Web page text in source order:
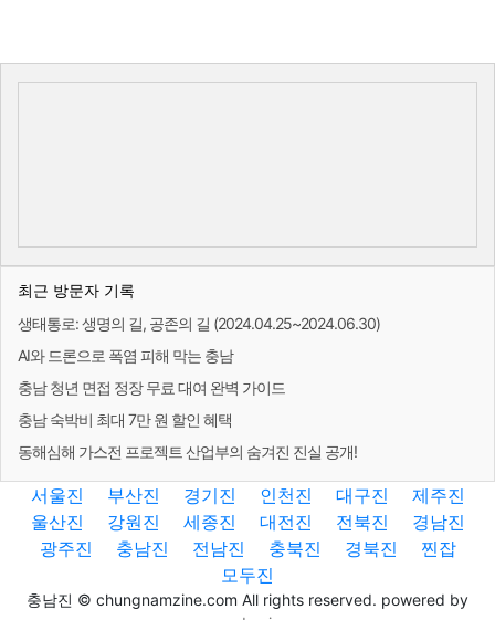
최근 방문자 기록
생태통로: 생명의 길, 공존의 길 (2024.04.25~2024.06.30)
AI와 드론으로 폭염 피해 막는 충남
충남 청년 면접 정장 무료 대여 완벽 가이드
충남 숙박비 최대 7만 원 할인 혜택
동해심해 가스전 프로젝트 산업부의 숨겨진 진실 공개!
서울진 부산진 경기진 인천진 대구진
제주진
울산진
강원진 세종진 대전진 전북진
경남진
광주진
충남진 전남진 충북진 경북진
찐잡
모두진
충남진 © chungnamzine.com All rights reserved. powered by